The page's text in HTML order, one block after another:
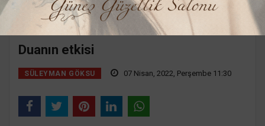
Duanın etkisi
SÜLEYMAN GÖKSU 07 Nisan, 2022, Perşembe 11:30